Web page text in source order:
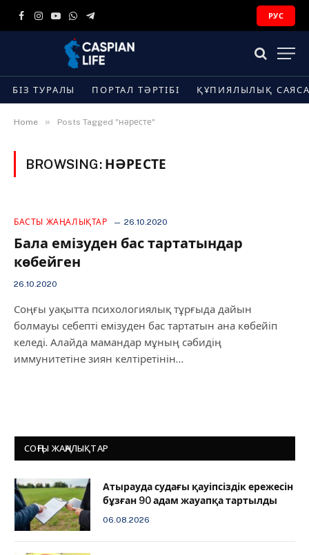
Facebook
Instagram
YouTube
WhatsApp
Telegram
РУС
БІЗ ТУРАЛЫ ПОРТАЛ ТӘРТІБІ ҚҰПИЯЛЫЛЫҚ
Home » Posts Tagged "нәресте"
BROWSING: НӘРЕСТЕ
БАСТЫ ЖАҢАЛЫҚТАР 26.10.2020
Бала емізуден бас тартатындар
көбейген
26.10.2020
Соңғы уақытта психологиялық тұрғыда дайын
болмауы себепті емізуден бас тартатын ана көбейіп
келеді. Алайда мамандар мұның сәбидің
иммунитетіне зиян келтіретінін…
СОҢҒЫ ЖАҢАЛЫҚТАР
Атырауда судағы қауіпсіздік ережесін
бұзған 90 адам жауапқа тартылды
06.08.2026